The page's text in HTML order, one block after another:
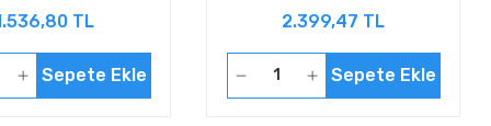
08
TL
Sepete Ekle
V5322E4-08C
2.399,47 TL
Sepete Ekle